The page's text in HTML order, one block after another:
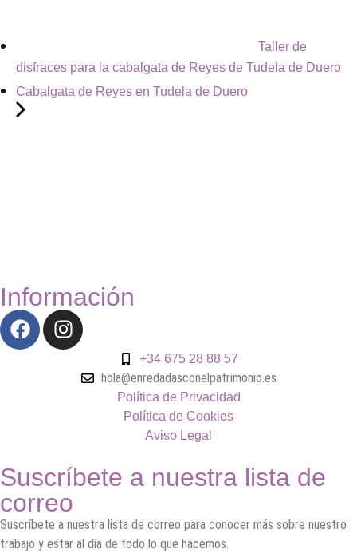
Taller de
disfraces para la cabalgata de Reyes de Tudela de Duero
Cabalgata de Reyes en Tudela de Duero
Información
+34 675 28 88 57
hola@enredadasconelpatrimonio.es
Política de Privacidad
Política de Cookies
Aviso Legal
Suscríbete a nuestra lista de
correo
Suscríbete a nuestra lista de correo para conocer más sobre nuestro
trabajo y estar al día de todo lo que hacemos.